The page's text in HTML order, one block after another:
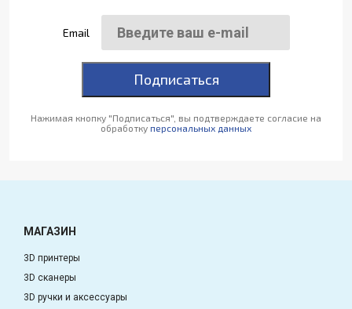
Email
Подписаться
Нажимая кнопку "Подписаться", вы подтверждаете согласие на
обработку персональных данных
МАГАЗИН
3D принтеры
3D сканеры
3D ручки и аксессуары